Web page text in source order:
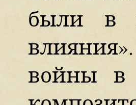
были в
войны в